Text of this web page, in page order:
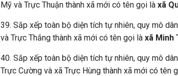
Mỹ và Trực Thuận thành xã mới có tên gọi là xã
39. Sắp xếp toàn bộ diện tích tự nhiên, quy mô
và Trực Thắng thành xã mới có tên gọi là xã Minh
40. Sắp xếp toàn bộ diện tích tự nhiên, quy mô
Trực Cường và xã Trực Hùng thành xã mới có tên